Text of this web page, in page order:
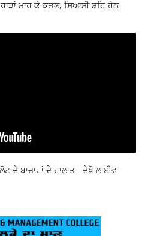
ਮਾਰ ਕੇ ਕਤਲ, ਸਿਆਸੀ ਸ਼ਹਿ ਹੇਠ
ਦੇ ਬਾਜ਼ਾਰਾਂ ਦੇ ਹਾਲਾਤ - ਦੇਖੋ ਲਾਈਵ